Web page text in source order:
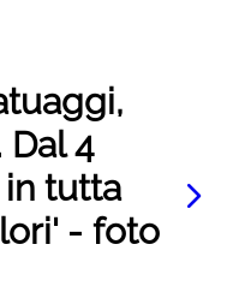
4
tutta
- foto